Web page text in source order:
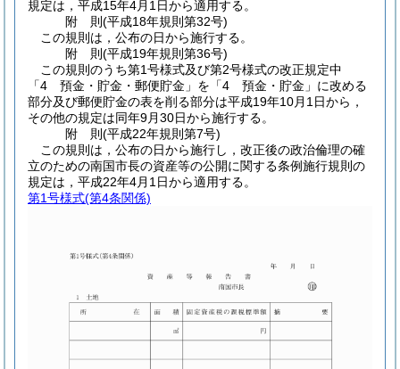
規定は，平成15年4月1日から適用する。
附 則(平成18年規則第32号)
この規則は，公布の日から施行する。
附 則(平成19年規則第36号)
この規則のうち第1号様式及び第2号様式の改正規定中
「4 預金・貯金・郵便貯金」を「4 預金・貯金」に改める
部分及び郵便貯金の表を削る部分は平成19年10月1日から，
その他の規定は同年9月30日から施行する。
附 則(平成22年規則第7号)
この規則は，公布の日から施行し，改正後の政治倫理の確
立のための南国市長の資産等の公開に関する条例施行規則の
規定は，平成22年4月1日から適用する。
第1号様式(第4条関係)